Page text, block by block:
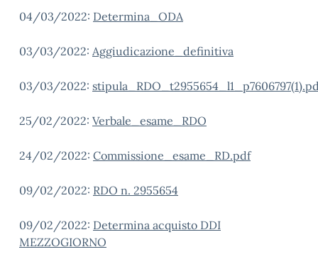
04/03/2022: Determina_ODA
03/03/2022: Aggiudicazione_definitiva
03/03/2022:
25/02/2022: Verbale_esame_RDO
24/02/2022: Commissione_esame_RD.pdf
09/02/2022: RDO n. 2955654
09/02/2022: Determina acquisto DDI
MEZZOGIORNO